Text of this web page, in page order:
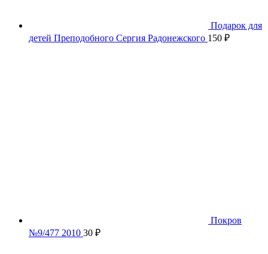
Подарок для
детей Преподобного Сергия Радонежского 150 ₽
Покров
№9/477 2010 30 ₽